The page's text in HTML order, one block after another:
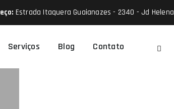
Estrada Itaquera Guaianazes - 2340 - Jd Helena
Serviços Blog Contato